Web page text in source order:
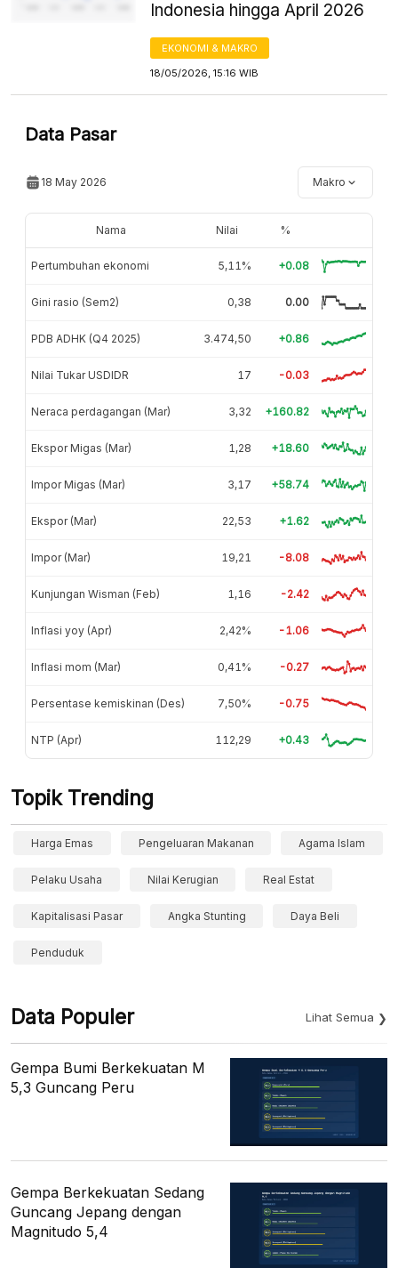
Indonesia hingga April 2026
EKONOMI & MAKRO
18/05/2026, 15:16 WIB
Data Pasar
18 May 2026 Makro
Nama Nilai %
Pertumbuhan ekonomi 5,11% +0.08
Gini rasio (Sem2) 0,38 0.00
PDB ADHK (Q4 2025) 3.474,50 +0.86
Nilai Tukar USDIDR 17 -0.03
Neraca perdagangan (Mar) 3,32 +160.82
Ekspor Migas (Mar) 1,28 +18.60
Impor Migas (Mar) 3,17 +58.74
Ekspor (Mar) 22,53 +1.62
Impor (Mar) 19,21 -8.08
Kunjungan Wisman (Feb) 1,16 -2.42
Inflasi yoy (Apr) 2,42% -1.06
Inflasi mom (Mar) 0,41% -0.27
Persentase kemiskinan (Des) 7,50% -0.75
NTP (Apr) 112,29 +0.43
Topik Trending
Harga Emas Pengeluaran Makanan Agama Islam
Pelaku Usaha Nilai Kerugian Real Estat
Kapitalisasi Pasar Angka Stunting Daya Beli
Penduduk
Data Populer Lihat Semua
Gempa Bumi Berkekuatan M
5,3 Guncang Peru
Gempa Berkekuatan Sedang
Guncang Jepang dengan
Magnitudo 5,4